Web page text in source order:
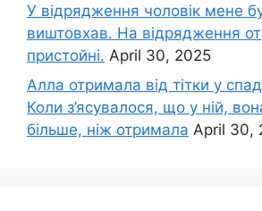
У відрядження чоловік мене
виштовхав. На відрядження
пристойні. April 30, 2025
Алла отримала від тітки у
Коли з’ясувалося, що у ній,
більше, ніж отримала April 30,